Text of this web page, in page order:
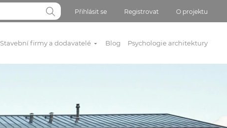
Přihlásit se Registrovat O projektu
Stavební firmy a dodavatelé Blog Psychologie architektury